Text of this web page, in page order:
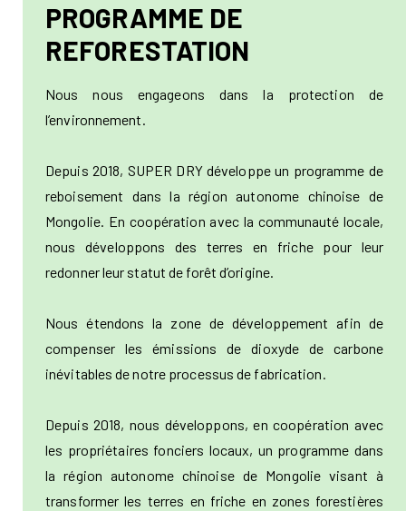
PROGRAMME DE
REFORESTATION
Nous nous engageons dans la protection de
l’environnement.
Depuis 2018, SUPER DRY développe un programme de
reboisement dans la région autonome chinoise de
Mongolie. En coopération avec la communauté locale,
nous développons des terres en friche pour leur
redonner leur statut de forêt d’origine.
Nous étendons la zone de développement afin de
compenser les émissions de dioxyde de carbone
inévitables de notre processus de fabrication.
Depuis 2018, nous développons, en coopération avec
les propriétaires fonciers locaux, un programme dans
la région autonome chinoise de Mongolie visant à
transformer les terres en friche en zones forestières